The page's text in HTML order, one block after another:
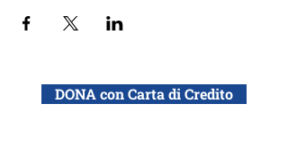
DONA con Carta di Credito